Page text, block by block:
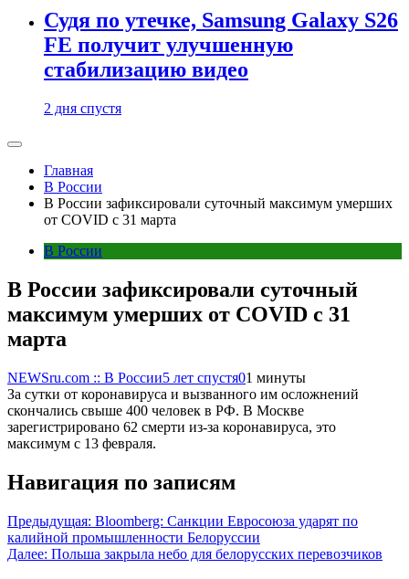
Судя по утечке, Samsung Galaxy S26
FE получит улучшенную
стабилизацию видео
2 дня спустя
Главная
В России
В России зафиксировали суточный максимум умерших
от COVID с 31 марта
В России
В России зафиксировали суточный
максимум умерших от COVID с 31
марта
NEWSru.com :: В России5 лет спустя01 минуты
За сутки от коронавируса и вызванного им осложнений
скончались свыше 400 человек в РФ. В Москве
зарегистрировано 62 смерти из-за коронавируса, это
максимум с 13 февраля.
Навигация по записям
Предыдущая: Bloomberg: Санкции Евросоюза ударят по
калийной промышленности Белоруссии
Далее: Польша закрыла небо для белорусских перевозчиков